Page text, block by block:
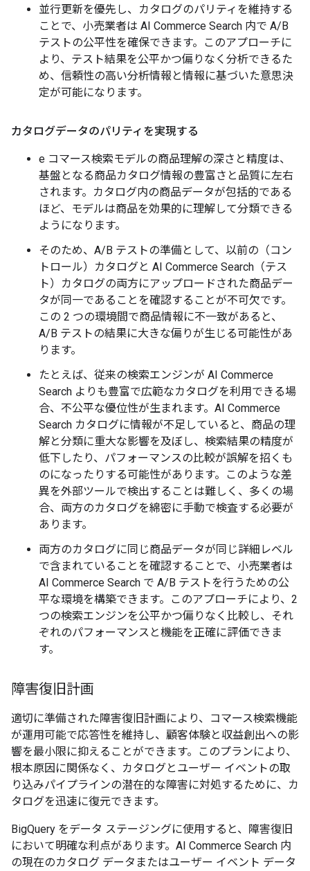
並行更新を優先し、カタログのパリティを維持する
ことで、小売業者は AI Commerce Search 内で A/B
テストの公平性を確保できます。このアプローチに
より、テスト結果を公平かつ偏りなく分析できるた
め、信頼性の高い分析情報と情報に基づいた意思決
定が可能になります。
カタログデータのパリティを実現する
e コマース検索モデルの商品理解の深さと精度は、
基盤となる商品カタログ情報の豊富さと品質に左右
されます。カタログ内の商品データが包括的である
ほど、モデルは商品を効果的に理解して分類できる
ようになります。
そのため、A/B テストの準備として、以前の（コン
トロール）カタログと AI Commerce Search（テス
ト）カタログの両方にアップロードされた商品デー
タが同一であることを確認することが不可欠です。
この 2 つの環境間で商品情報に不一致があると、
A/B テストの結果に大きな偏りが生じる可能性があ
ります。
たとえば、従来の検索エンジンが AI Commerce
Search よりも豊富で広範なカタログを利用できる場
合、不公平な優位性が生まれます。AI Commerce
Search カタログに情報が不足していると、商品の理
解と分類に重大な影響を及ぼし、検索結果の精度が
低下したり、パフォーマンスの比較が誤解を招くも
のになったりする可能性があります。このような差
異を外部ツールで検出することは難しく、多くの場
合、両方のカタログを綿密に手動で検査する必要が
あります。
両方のカタログに同じ商品データが同じ詳細レベル
で含まれていることを確認することで、小売業者は
AI Commerce Search で A/B テストを行うための公
平な環境を構築できます。このアプローチにより、2
つの検索エンジンを公平かつ偏りなく比較し、それ
ぞれのパフォーマンスと機能を正確に評価できま
す。
障害復旧計画
適切に準備された障害復旧計画により、コマース検索機能
が運用可能で応答性を維持し、顧客体験と収益創出への影
響を最小限に抑えることができます。このプランにより、
根本原因に関係なく、カタログとユーザー イベントの取
り込みパイプラインの潜在的な障害に対処するために、カ
タログを迅速に復元できます。
BigQuery をデータ ステージングに使用すると、障害復旧
において明確な利点があります。AI Commerce Search 内
の現在のカタログ データまたはユーザー イベント データ